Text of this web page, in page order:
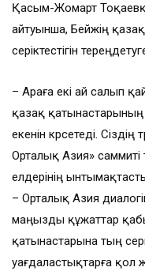
Қасым-Жомарт
айтуынша, Бейжің
серіктестігін
– Араға екі ай салып
қазақ қатынастарының
екенін көрсетеді.
Орталық Азия» саммиті
елдерінің
– Орталық Азия
маңызды құжаттар
қатынастарына тың
уағдаластықтарға қол